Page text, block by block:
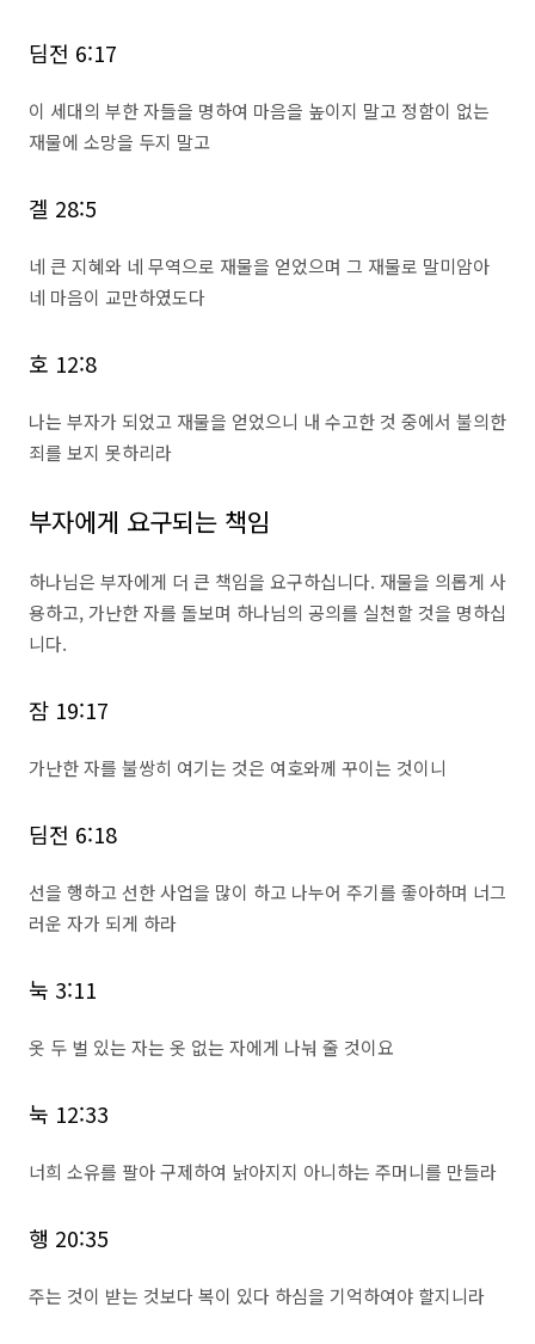
딤전 6:17
이 세대의 부한 자들을 명하여 마음을 높이지 말고 정함이 없는
재물에 소망을 두지 말고
겔 28:5
네 큰 지혜와 네 무역으로 재물을 얻었으며 그 재물로 말미암아
네 마음이 교만하였도다
호 12:8
나는 부자가 되었고 재물을 얻었으니 내 수고한 것 중에서 불의한
죄를 보지 못하리라
부자에게 요구되는 책임
하나님은 부자에게 더 큰 책임을 요구하십니다. 재물을 의롭게 사
용하고, 가난한 자를 돌보며 하나님의 공의를 실천할 것을 명하십
니다.
잠 19:17
가난한 자를 불쌍히 여기는 것은 여호와께 꾸이는 것이니
딤전 6:18
선을 행하고 선한 사업을 많이 하고 나누어 주기를 좋아하며 너그
러운 자가 되게 하라
눅 3:11
옷 두 벌 있는 자는 옷 없는 자에게 나눠 줄 것이요
눅 12:33
너희 소유를 팔아 구제하여 낡아지지 아니하는 주머니를 만들라
행 20:35
주는 것이 받는 것보다 복이 있다 하심을 기억하여야 할지니라